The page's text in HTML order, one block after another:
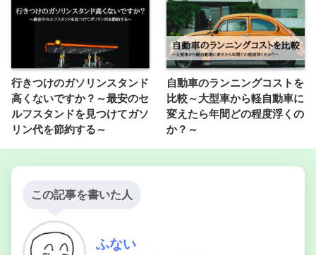
行きつけのガソリンスタンド
高くないですか？～最安のセ
ルフスタンドを見つけてガソ
リン代を節約する～
自動車のランニングコストを
比較～大型車から軽自動車に
変えたら年間どの程度浮くの
か？～
この記事を書いた人
ふない